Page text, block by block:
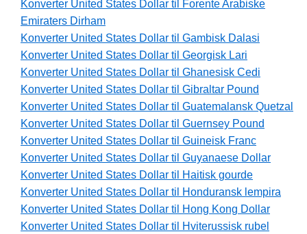
Konverter United States Dollar til Forente Arabiske
Emiraters Dirham
Konverter United States Dollar til Gambisk Dalasi
Konverter United States Dollar til Georgisk Lari
Konverter United States Dollar til Ghanesisk Cedi
Konverter United States Dollar til Gibraltar Pound
Konverter United States Dollar til Guatemalansk Quetzal
Konverter United States Dollar til Guernsey Pound
Konverter United States Dollar til Guineisk Franc
Konverter United States Dollar til Guyanaese Dollar
Konverter United States Dollar til Haitisk gourde
Konverter United States Dollar til Honduransk lempira
Konverter United States Dollar til Hong Kong Dollar
Konverter United States Dollar til Hviterussisk rubel